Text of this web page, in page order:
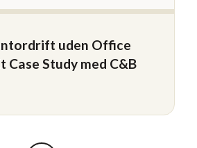
uden Office
Case Study med C&B